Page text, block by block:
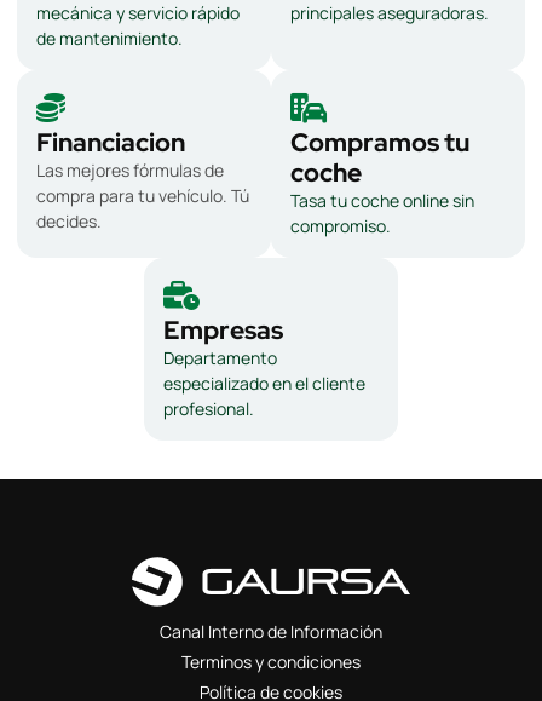
mecánica y servicio rápido
de mantenimiento.
principales aseguradoras.
Financiacion
Las mejores fórmulas de
compra para tu vehículo. Tú
decides.
Compramos tu
coche
Tasa tu coche online sin
compromiso.
Empresas
Departamento
especializado en el cliente
profesional.
Canal Interno de Información
Terminos y condiciones
Política de cookies